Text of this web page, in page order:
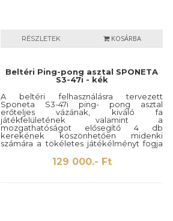
RÉSZLETEK KOSÁRBA
Beltéri Ping-pong asztal SPONETA
S3-47i - kék
A beltéri felhasználásra tervezett
Sponeta S3-47i ping- pong asztal
erőteljes vázának, kiváló fa
játékfelületének valamint a
mozgathatóságot elősegítő 4 db
kerekének köszönhetően midenki
számára a tökéletes játékélményt fogja
nyújtani. Az asztal tartozékai továbbá egy
háló valamint hálótartó, a kényelem
érdekében ütő és labdatartó is
129 000.- Ft